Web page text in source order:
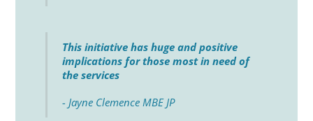
This initiative has huge and positive
implications for those most in need of
the services
- Jayne Clemence MBE JP